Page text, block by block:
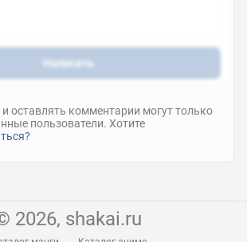
7.2
0
Написать
оставлять комментарии могут только
пользователи. Хотите
2026, shakai.ru